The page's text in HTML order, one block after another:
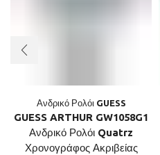
Ανδρικό Ρολόι GUESS
GUESS ARTHUR GW1058G1
Ανδρικό Ρολόι Quatrz
Χρονογράφος Ακριβείας